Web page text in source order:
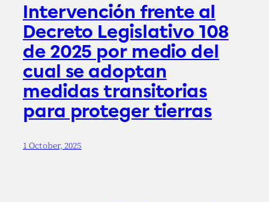
Intervención frente al
Decreto Legislativo 108
de 2025 por medio del
cual se adoptan
medidas transitorias
para proteger tierras
1 October, 2025